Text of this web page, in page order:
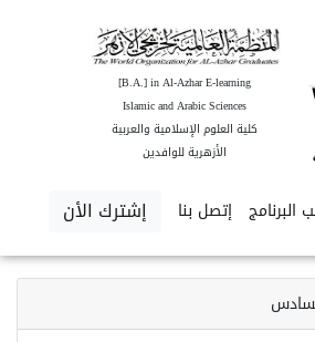
[B.A.] in Al-Azhar E-learning
Islamic and Arabic Sciences
كلية العلوم الإسلامية والعربية
الأزهرية للوافدين
البرنامج إتصل بنا إشترك الأن